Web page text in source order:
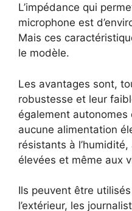
L’impédance qui
microphone est
Mais ces
le modèle.
Les avantages sont,
robustesse et leur
également
aucune alimentation
résistants à
élevées et même aux
Ils peuvent être
l’extérieur, les